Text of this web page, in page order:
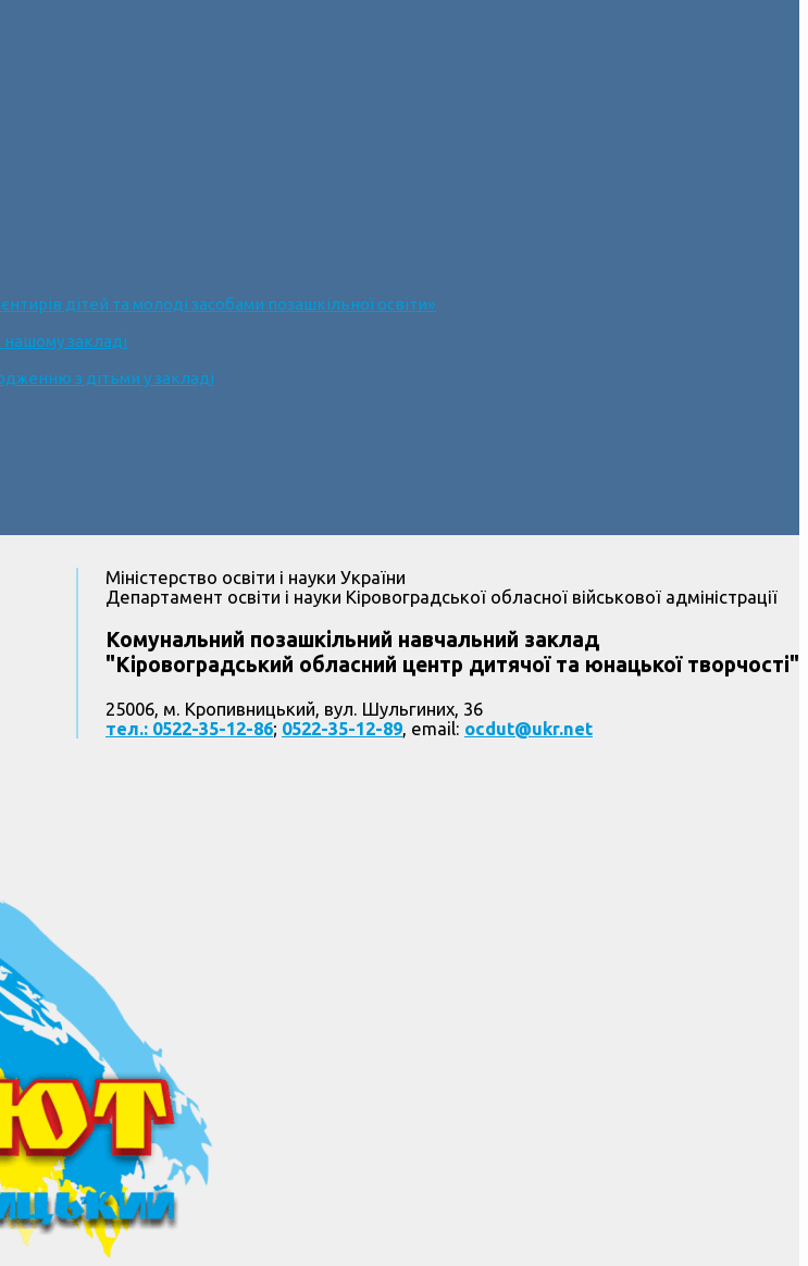
дітей та молоді засобами позашкільної освіти»
закладі
з дітьми у закладі
Міністерство освіти і науки України
Департамент освіти і науки Кіровоградської обласної військової адміністрації
Комунальний позашкільний навчальний заклад
"Кіровоградський обласний центр дитячої та юнацької творчості"
25006, м. Кропивницький, вул. Шульгиних, 36
тел.: 0522-35-12-86; 0522-35-12-89, email: ocdut@ukr.net